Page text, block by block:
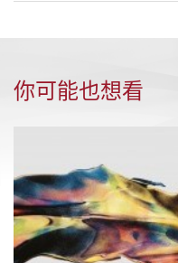
你可能也想看